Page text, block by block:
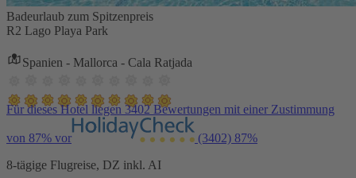
Badeurlaub zum Spitzenpreis
R2 Lago Playa Park
Spanien - Mallorca - Cala Ratjada
Für dieses Hotel liegen 3402 Bewertungen mit einer Zustimmung
von 87% vor (3402) 87%
8-tägige Flugreise, DZ inkl. AI